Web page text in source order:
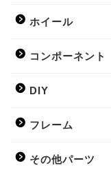
ホイール
コンポーネント
DIY
フレーム
その他パーツ